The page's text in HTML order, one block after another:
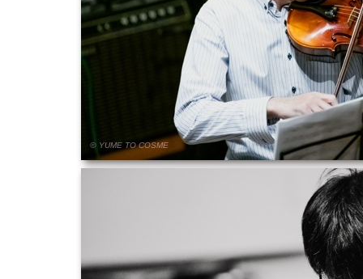
© YUME TO COSME